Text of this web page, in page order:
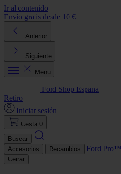
Ir al contenido
Envío gratis desde 10 €
Anterior
Siguiente
Menú
Ford Shop España
Retiro
Iniciar sesión
Cesta 0
Buscar
Accesorios
Recambios Ford Pro™
Cerrar